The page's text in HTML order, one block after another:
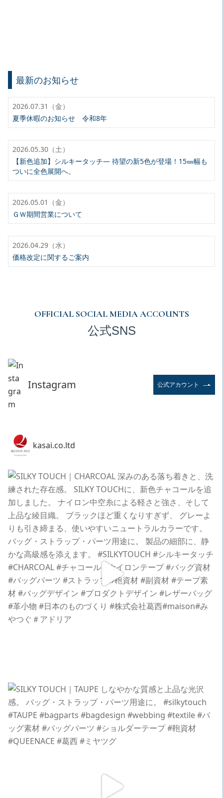
最新のお知らせ
2026.07.31（金）
夏季休暇のお知らせ 令和8年
2026.05.30（土）
【新色追加】シルキータッチ— 待望の新5色が登場！15㎜幅も
ついに全色展開へ。
2026.05.01（金）
ＧＷ期間営業について
2026.04.29（水）
価格改定に関するご案内
OFFICIAL SOCIAL MEDIA ACCOUNTS
公式SNS
Instagram 公式アカウント
kasai.co.ltd